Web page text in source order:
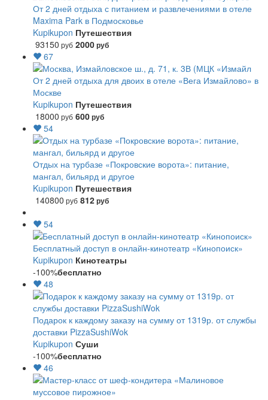
От 2 дней отдыха с питанием и развлечениями в отеле
Maxima Park в Подмосковье
Kupikupon Путешествия
93150 руб 2000руб
67
От 2 дней отдыха для двоих в отеле «Вега Измайлово» в
Москве
Kupikupon Путешествия
18000 руб 600руб
54
Отдых на турбазе «Покровские ворота»: питание,
мангал, бильярд и другое
Kupikupon Путешествия
140800 руб 812руб
54
Бесплатный доступ в онлайн-кинотеатр «Кинопоиск»
Kupikupon Кинотеатры
-100%бесплатно
48
Подарок к каждому заказу на сумму от 1319р. от службы
доставки PizzaSushiWok
Kupikupon Суши
-100%бесплатно
46